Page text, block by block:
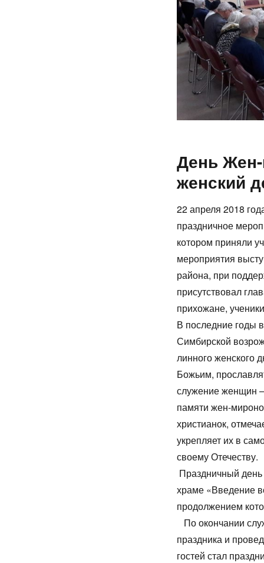
День
женский
22 апреля 2018
праздничное
котором приняли
мероприятия
района, при
присутствовал
прихожане,
В пос­ледние го­ды
Сим­бирс­кой
линно­го женс­ко­го
Божьим,
слу­жение жен­щин
памяти жен-
христианок,
укрепляет их в
Праздничный день
храме «Введение
По окончании
праздника и
гостей стал